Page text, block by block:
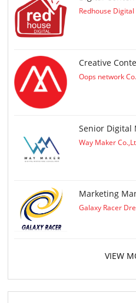
Redhouse Digital
Creative
Oops network
Senior Digital
Way Maker
Marketing
Galaxy Racer
VIEW